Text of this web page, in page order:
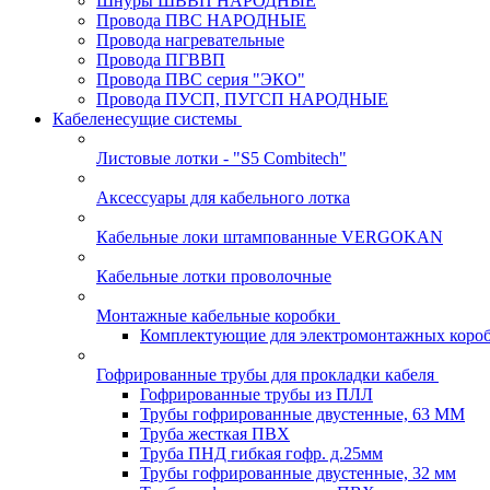
Провода ПВС НАРОДНЫЕ
Провода нагревательные
Провода ПГВВП
Провода ПВС серия "ЭКО"
Провода ПУСП, ПУГСП НАРОДНЫЕ
Кабеленесущие системы
Листовые лотки - "S5 Combitech"
Аксессуары для кабельного лотка
Кабельные локи штампованные VERGOKAN
Кабельные лотки проволочные
Монтажные кабельные коробки
Комплектующие для электромонтажных
Гофрированные трубы для прокладки кабеля
Гофрированные трубы из ПЛЛ
Трубы гофрированные двустенные, 63 ММ
Труба жесткая ПВХ
Труба ПНД гибкая гофр. д.25мм
Трубы гофрированные двустенные, 32 мм